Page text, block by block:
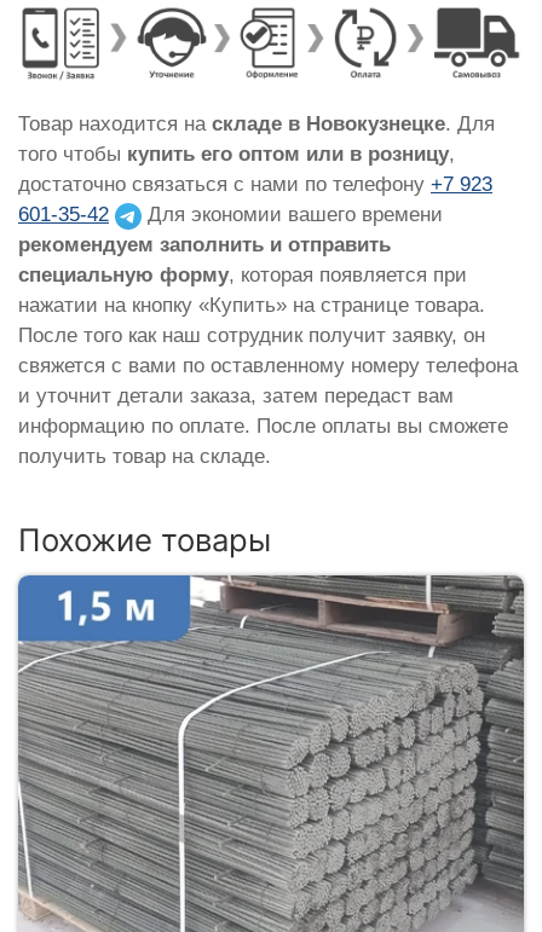
Товар находится на складе в Новокузнецке. Для
того чтобы купить его оптом или в розницу,
достаточно связаться с нами по телефону +7 923
601-35-42
Для экономии вашего времени
рекомендуем заполнить и отправить
специальную форму, которая появляется при
нажатии на кнопку «Купить» на странице товара.
После того как наш сотрудник получит заявку, он
свяжется с вами по оставленному номеру телефона
и уточнит детали заказа, затем передаст вам
информацию по оплате. После оплаты вы сможете
получить товар на складе.
Похожие товары